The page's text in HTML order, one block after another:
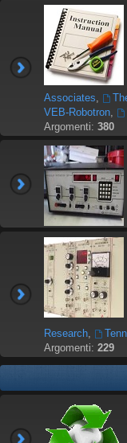
Associates,
VEB-Robotron,
Argomenti: 380
Research,
Argomenti: 229